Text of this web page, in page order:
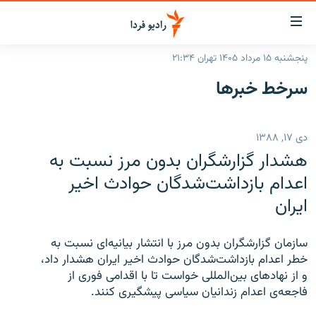
لینک‌های
قابلیت
دسترسی
بازگشت
اصلی
رفتن
صفحه
جستجو
ایران
رادیو
انتخاب کنید و بشنوید
برنامه‌های رادیویی
پادکست
چندرسانه‌ای
گزارش‌های ویدئویی
English
به ما بپیوندید
پنجشنبه ۱۵ مرداد ۱۴۰۵ تهران ۲۱:۳۴
سرخط‌ خبرها
دی ۱۷, ۱۳۸۸
هشدار گزارشگران بدون مرز نسبت به
اعدام بازداشت‌شدگان حوادث اخير
ايران
سازمان گزارشگران بدون مرز با انتشار بيانيه‌ای نسبت به
خطر اعدام بازداشت‌شدگان حوادث اخير ايران هشدار داد،
و از نهادهای بين‌المللی خواست تا با اقدامی فوری از
فاجعه‌ی اعدام زندانيان سياسی پيشگيری کنند.